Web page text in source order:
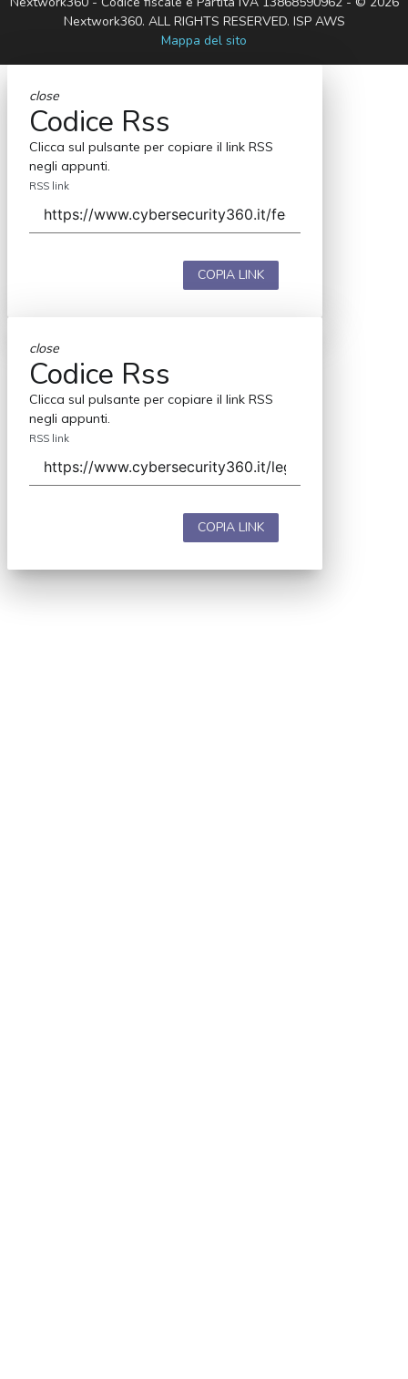
Nextwork360. ALL RIGHTS RESERVED. ISP AWS
Mappa del sito
close
Codice Rss
Clicca sul pulsante per copiare il link RSS
negli appunti.
RSS link
COPIA LINK
close
Codice Rss
Clicca sul pulsante per copiare il link RSS
negli appunti.
RSS link
COPIA LINK